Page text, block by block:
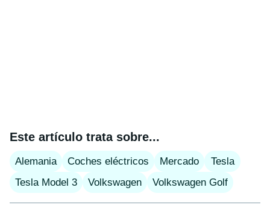
Este artículo trata sobre...
Alemania Coches eléctricos Mercado
Tesla
Tesla Model 3
Volkswagen Volkswagen Golf